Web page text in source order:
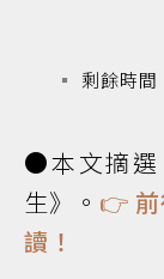
剩餘時間
●本文摘選
生》。 👉
讀！